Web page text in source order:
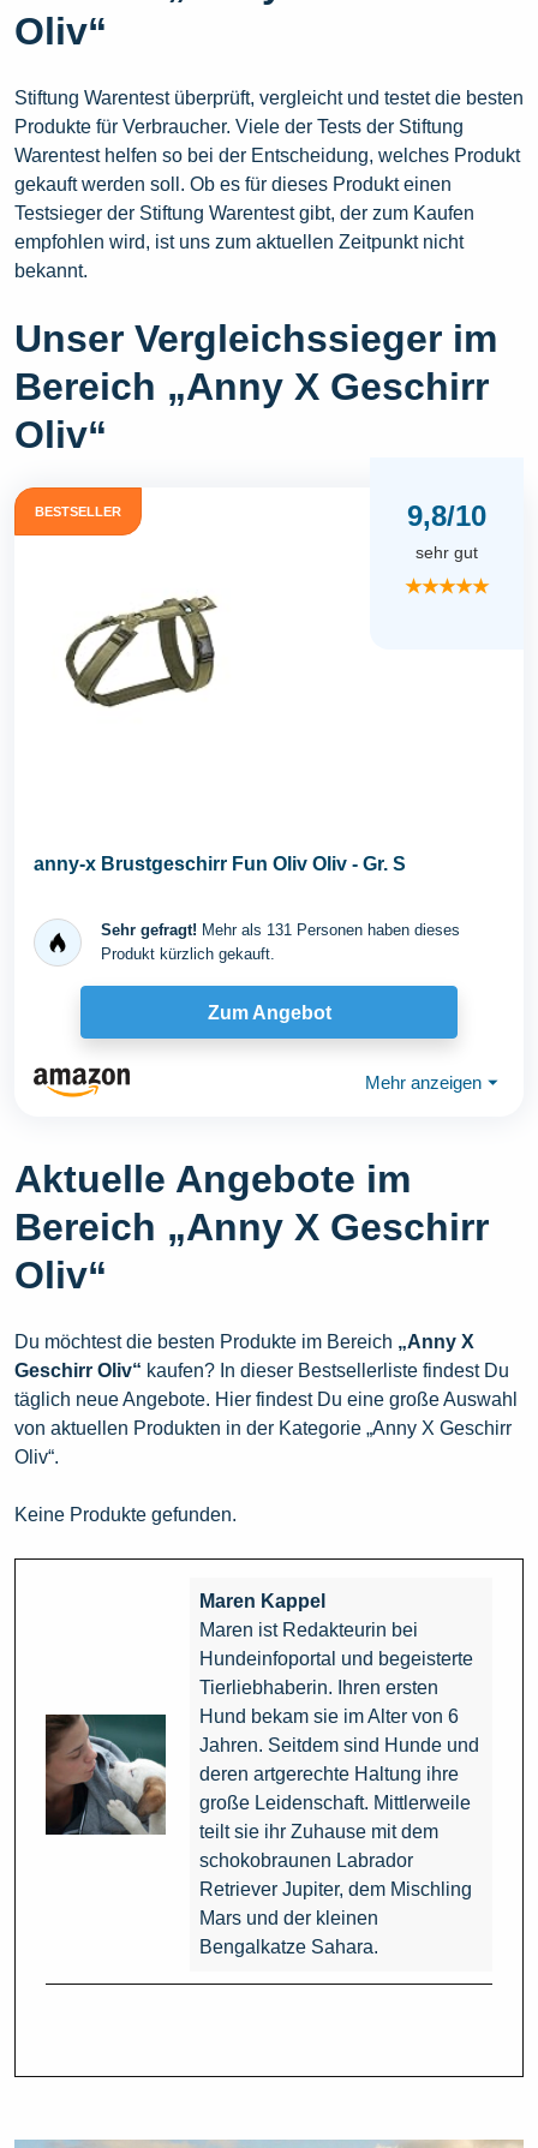
Oliv“
Stiftung Warentest überprüft, vergleicht und testet die besten
Produkte für Verbraucher. Viele der Tests der Stiftung
Warentest helfen so bei der Entscheidung, welches Produkt
gekauft werden soll. Ob es für dieses Produkt einen
Testsieger der Stiftung Warentest gibt, der zum Kaufen
empfohlen wird, ist uns zum aktuellen Zeitpunkt nicht
bekannt.
Unser Vergleichssieger im
Bereich „Anny X Geschirr
Oliv“
BESTSELLER 9,8/10
sehr gut
★★★★★
anny-x Brustgeschirr Fun Oliv Oliv - Gr. S
Sehr gefragt! Mehr als 131 Personen haben dieses
Produkt kürzlich gekauft.
Zum Angebot
Mehr anzeigen ⏷
Aktuelle Angebote im
Bereich „Anny X Geschirr
Oliv“
Du möchtest die besten Produkte im Bereich „Anny X
Geschirr Oliv“ kaufen? In dieser Bestsellerliste findest Du
täglich neue Angebote. Hier findest Du eine große Auswahl
von aktuellen Produkten in der Kategorie „Anny X Geschirr
Oliv“.
Keine Produkte gefunden.
Maren Kappel
Maren ist Redakteurin bei
Hundeinfoportal und begeisterte
Tierliebhaberin. Ihren ersten
Hund bekam sie im Alter von 6
Jahren. Seitdem sind Hunde und
deren artgerechte Haltung ihre
große Leidenschaft. Mittlerweile
teilt sie ihr Zuhause mit dem
schokobraunen Labrador
Retriever Jupiter, dem Mischling
Mars und der kleinen
Bengalkatze Sahara.